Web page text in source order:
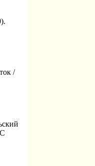
/